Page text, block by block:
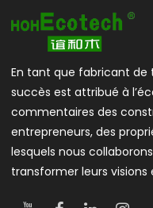
En tant que fabricant de
succès est attribué à
commentaires des
entrepreneurs, des
lesquels nous
transformer leurs visions